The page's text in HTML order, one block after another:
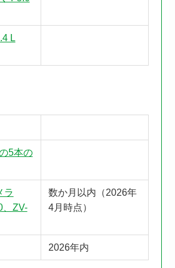
L
5本の
ラ
、ZV-
数か月以内（2026年
4月時点）
2026年内